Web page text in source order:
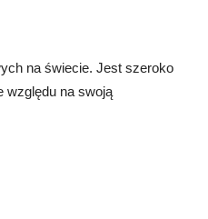
na świecie. Jest szeroko
względu na swoją